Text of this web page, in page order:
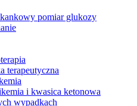
pomiar glukozy
terapeutyczna
i kwasica ketonowa
wypadkach